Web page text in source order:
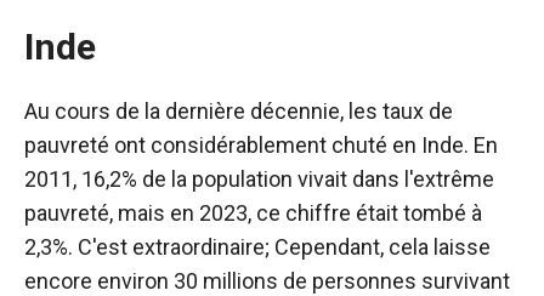
Inde
Au cours de la dernière décennie, les taux de
pauvreté ont considérablement chuté en Inde. En
2011, 16,2% de la population vivait dans l'extrême
pauvreté, mais en 2023, ce chiffre était tombé à
2,3%. C'est extraordinaire; Cependant, cela laisse
encore environ 30 millions de personnes survivant